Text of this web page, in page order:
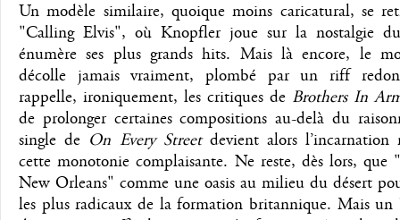
Un modèle similaire, quoique moins caricatural, se
"Calling Elvis", où Knopfler joue sur la nostalgie
énumère ses plus grands hits. Mais là encore, le
décolle jamais vraiment, plombé par un riff
rappelle, ironiquement, les critiques de Brothers In
de prolonger certaines compositions au-delà du
single de On Every Streetdevient alors l’incarnation
cette monotonie complaisante. Ne reste, dès lors, que
New Orleans" comme une oasis au milieu du désert
les plus radicaux de la formation britannique. Mais un